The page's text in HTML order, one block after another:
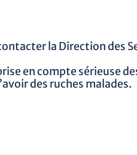
la Direction des
en compte sérieuse
des ruches malades.